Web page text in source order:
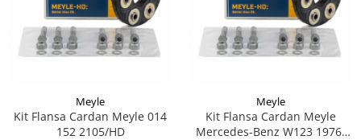
Meyle
Kit Flansa Cardan Meyle 014
152 2105/HD
Meyle
Kit Flansa Cardan Meyle
Mercedes-Benz W123 1976-